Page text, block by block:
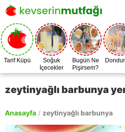
Tarif Küpü
Soğuk
İçecekler
Bugün Ne
Pişirsem?
zeytinyağlı barbunya
Anasayfa / zeytinyağlı barbunya